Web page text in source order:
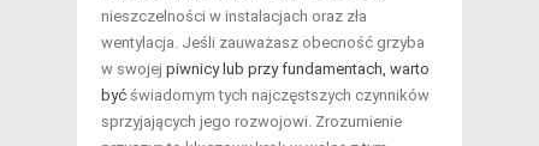
nieszczelności w instalacjach oraz zła
wentylacja. Jeśli zauważasz obecność grzyba
w swojej piwnicy lub przy fundamentach, warto
być świadomym tych najczęstszych czynników
sprzyjających jego rozwojowi. Zrozumienie